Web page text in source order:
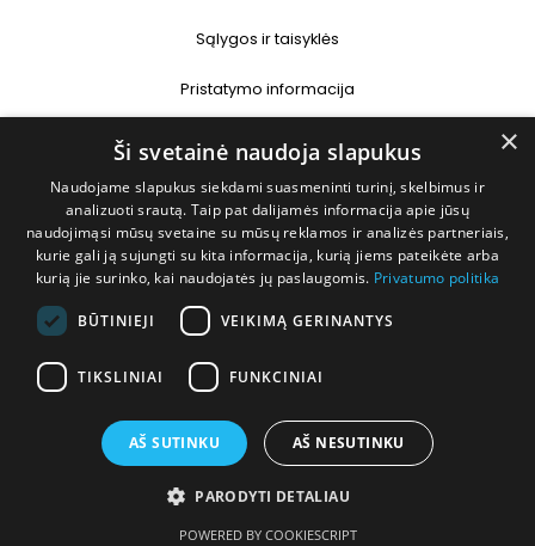
Sąlygos ir taisyklės
Pristatymo informacija
Prekių grąžinimas
Kontaktai
+370 677 31358
Visos teisės saugomos © 2026 DEshop.lt
×
Ši svetainė naudoja slapukus
Naudojame slapukus siekdami suasmeninti turinį, skelbimus ir
analizuoti srautą. Taip pat dalijamės informacija apie jūsų
naudojimąsi mūsų svetaine su mūsų reklamos ir analizės partneriais,
kurie gali ją sujungti su kita informacija, kurią jiems pateikėte arba
kurią jie surinko, kai naudojatės jų paslaugomis. Privatumo politika
BŪTINIEJI VEIKIMĄ GERINANTYS
TIKSLINIAI FUNKCINIAI
AŠ SUTINKU AŠ NESUTINKU
PARODYTI DETALIAU
POWERED BY COOKIESCRIPT